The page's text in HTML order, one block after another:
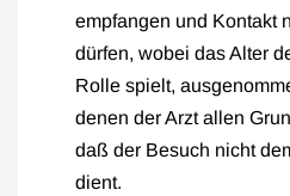
empfangen und Kontakt
dürfen, wobei das Alter
Rolle spielt,
denen der Arzt allen
daß der Besuch nicht
dient.